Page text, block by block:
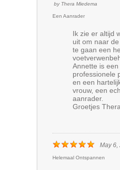
by Thera Miedema
Een Aanrader
Ik zie er altijd
uit om naar
te gaan een
Annette is een
professionele
en een
vrouw, een
aanrader.
Groetjes Thera
May 6,
Helemaal Ontspannen